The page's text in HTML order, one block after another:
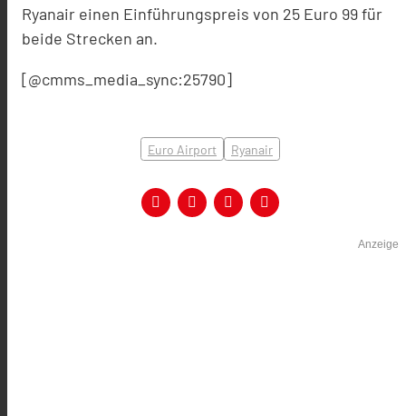
Ryanair einen Einführungspreis von 25 Euro 99 für
beide Strecken an.
[@cmms_media_sync:25790]
Euro Airport Ryanair
Anzeige